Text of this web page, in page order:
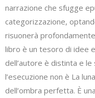
narrazione che sfugge
categorizzazione,
risuonerà
libro è un tesoro di idee
dell’autore è distinta e
l’esecuzione non è La
dell’ombra perfetta. È